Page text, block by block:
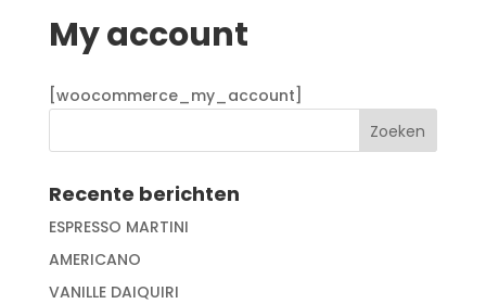
My account
[woocommerce_my_account]
Recente berichten
ESPRESSO MARTINI
AMERICANO
VANILLE DAIQUIRI